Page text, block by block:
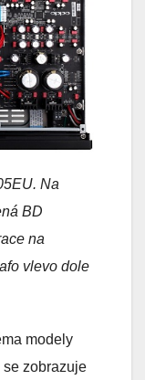
Na
BD
na
vlevo dole
modely
se zobrazuje